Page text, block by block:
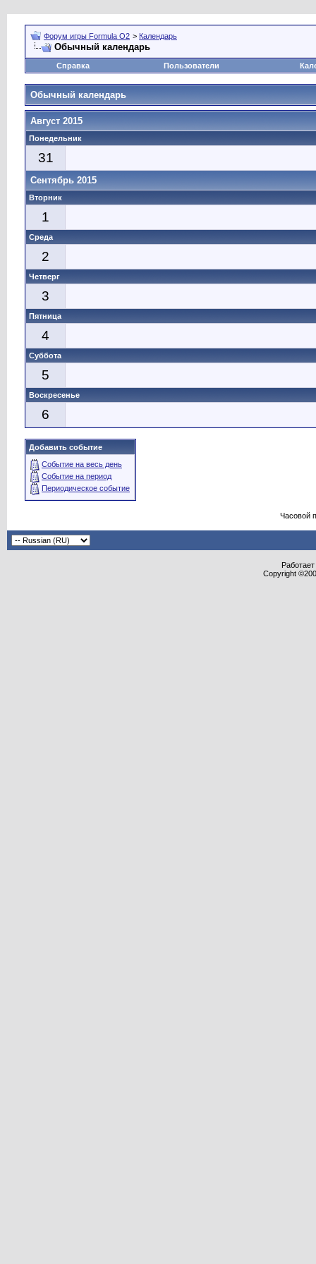
Форум игры Formula O2 > Календарь
Обычный календарь
Справка Пользователи
Обычный календарь
Август 2015
Понедельник
31
Сентябрь 2015
Вторник
1
Среда
2
Четверг
3
Пятница
4
Суббота
5
Воскресенье
6
Добавить событие
Событие на весь день
Событие на период
Периодическое событие
Часовой
Copyright